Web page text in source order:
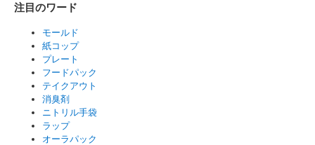
注目のワード
モールド
紙コップ
プレート
フードパック
テイクアウト
消臭剤
ニトリル手袋
ラップ
オーラパック